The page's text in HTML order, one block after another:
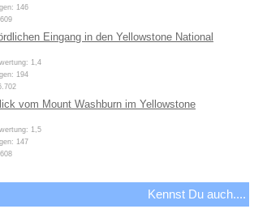
146
Eingang in den Yellowstone National
1,4
194
vom Mount Washburn im Yellowstone
1,5
147
Kennst Du auch....